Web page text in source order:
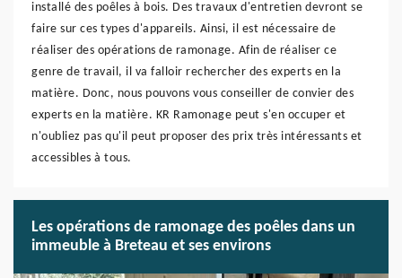
installé des poêles à bois. Des travaux d'entretien devront se
faire sur ces types d'appareils. Ainsi, il est nécessaire de
réaliser des opérations de ramonage. Afin de réaliser ce
genre de travail, il va falloir rechercher des experts en la
matière. Donc, nous pouvons vous conseiller de convier des
experts en la matière. KR Ramonage peut s'en occuper et
n'oubliez pas qu'il peut proposer des prix très intéressants et
accessibles à tous.
Les opérations de ramonage des poêles dans un
immeuble à Breteau et ses environs